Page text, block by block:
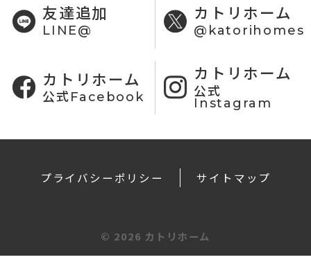
友達追加
LINE@
カトリホーム
@katorihomes
カトリホーム
公式Facebook
カトリホーム
公式
Instagram
プライバシーポリシー サイトマップ
© 2026 カトリホーム